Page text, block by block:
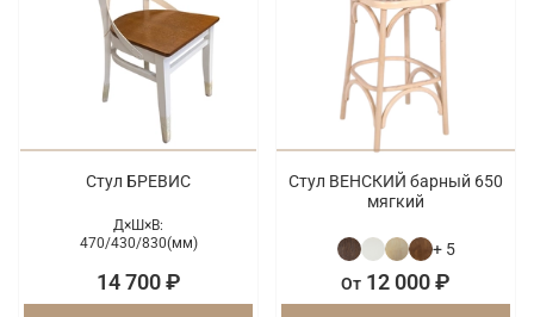
Стул БРЕВИС
Д×Ш×В:
470/430/830(мм)
14 700 ₽
Стул ВЕНСКИЙ барный 650
мягкий
+ 5
От 12 000 ₽